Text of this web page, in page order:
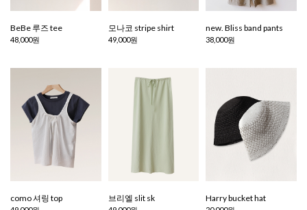
BeBe 루즈 tee
48,000원
모나코 stripe shirt
49,000원
new. Bliss band pants
38,000원
como 셔링 top 브리엘 slit sk Harry bucket hat